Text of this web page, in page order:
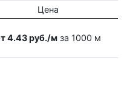
Цена
4.43 руб./мза 1000 м